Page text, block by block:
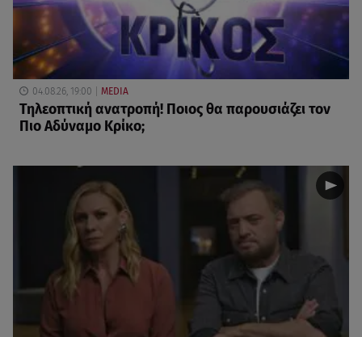
04.08.26, 19:00 MEDIA
Τηλεοπτική ανατροπή! Ποιος θα παρουσιάζει τον
Πιο Αδύναμο Κρίκο;